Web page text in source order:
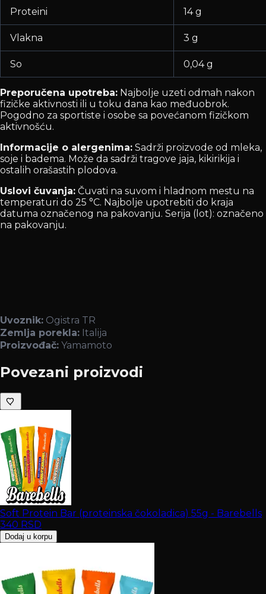
Proteini 14 g
Vlakna 3 g
So 0,04 g
Preporučena upotreba: Najbolje uzeti odmah nakon
fizičke aktivnosti ili u toku dana kao međuobrok.
Pogodno za sportiste i osobe sa povećanom fizičkom
aktivnošću.
Informacije o alergenima: Sadrži proizvode od mleka,
soje i badema. Može da sadrži tragove jaja, kikirikija i
ostalih orašastih plodova.
Uslovi čuvanja: Čuvati na suvom i hladnom mestu na
temperaturi do 25 °C. Najbolje upotrebiti do kraja
datuma označenog na pakovanju. Serija (lot): označeno
na pakovanju.
Uvoznik: Ogistra TR
Zemlja porekla: Italija
Proizvođač: Yamamoto
Povezani proizvodi
Soft Protein Bar (proteinska čokoladica) 55g - Barebells
340 RSD
Dodaj u korpu